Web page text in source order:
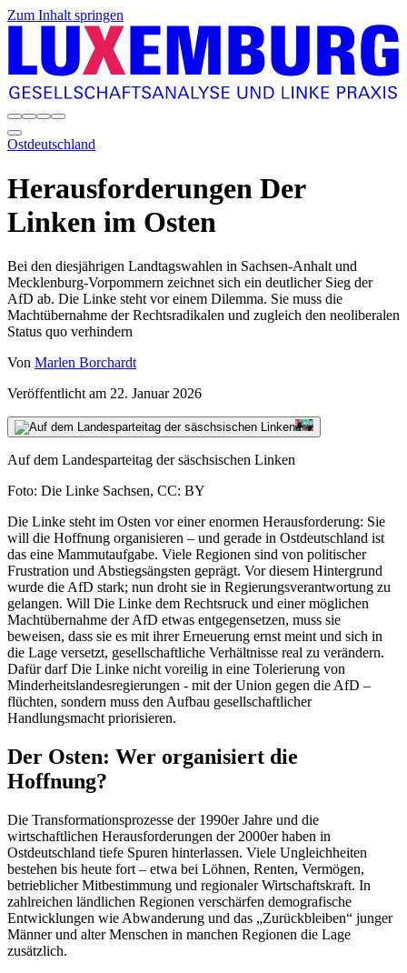
Zum Inhalt springen
Ostdeutschland
Herausforderungen Der
Linken im Osten
Bei den diesjährigen Landtagswahlen in Sachsen-Anhalt und
Mecklenburg-Vorpommern zeichnet sich ein deutlicher Sieg der
AfD ab. Die Linke steht vor einem Dilemma. Sie muss die
Machtübernahme der Rechtsradikalen und zugleich den neoliberalen
Status quo verhindern
Von Marlen Borchardt
Veröffentlicht am 22. Januar 2026
Auf dem Landesparteitag der säschsischen Linken
Foto: Die Linke Sachsen, CC: BY
Die Linke steht im Osten vor einer enormen Herausforderung: Sie
will die Hoffnung organisieren – und gerade in Ostdeutschland ist
das eine Mammutaufgabe. Viele Regionen sind von politischer
Frustration und Abstiegsängsten geprägt. Vor diesem Hintergrund
wurde die AfD stark; nun droht sie in Regierungsverantwortung zu
gelangen. Will Die Linke dem Rechtsruck und einer möglichen
Machtübernahme der AfD etwas entgegensetzen, muss sie
beweisen, dass sie es mit ihrer Erneuerung ernst meint und sich in
die Lage versetzt, gesellschaftliche Verhältnisse real zu verändern.
Dafür darf Die Linke nicht voreilig in eine Tolerierung von
Minderheitslandesregierungen - mit der Union gegen die AfD –
flüchten, sondern muss den Aufbau gesellschaftlicher
Handlungsmacht priorisieren.
Der Osten: Wer organisiert die
Hoffnung?
Die Transformationsprozesse der 1990er Jahre und die
wirtschaftlichen Herausforderungen der 2000er haben in
Ostdeutschland tiefe Spuren hinterlassen. Viele Ungleichheiten
bestehen bis heute fort – etwa bei Löhnen, Renten, Vermögen,
betrieblicher Mitbestimmung und regionaler Wirtschaftskraft. In
zahlreichen ländlichen Regionen verschärfen demografische
Entwicklungen wie Abwanderung und das „Zurückbleiben“ junger
Männer und alter Menschen in manchen Regionen die Lage
zusätzlich.